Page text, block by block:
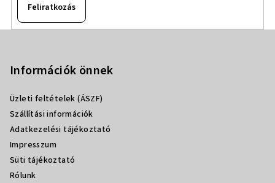
Feliratkozás
Információk önnek
Üzleti feltételek (ÁSZF)
Szállítási információk
Adatkezelési tájékoztató
Impresszum
Süti tájékoztató
Rólunk